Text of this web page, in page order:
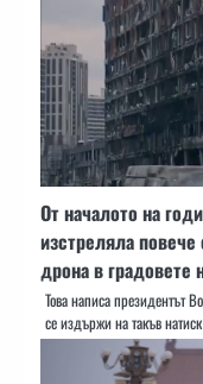
От началото на
изстреляла
дрона в градовете
Това написа президентът
се издържи на такъв